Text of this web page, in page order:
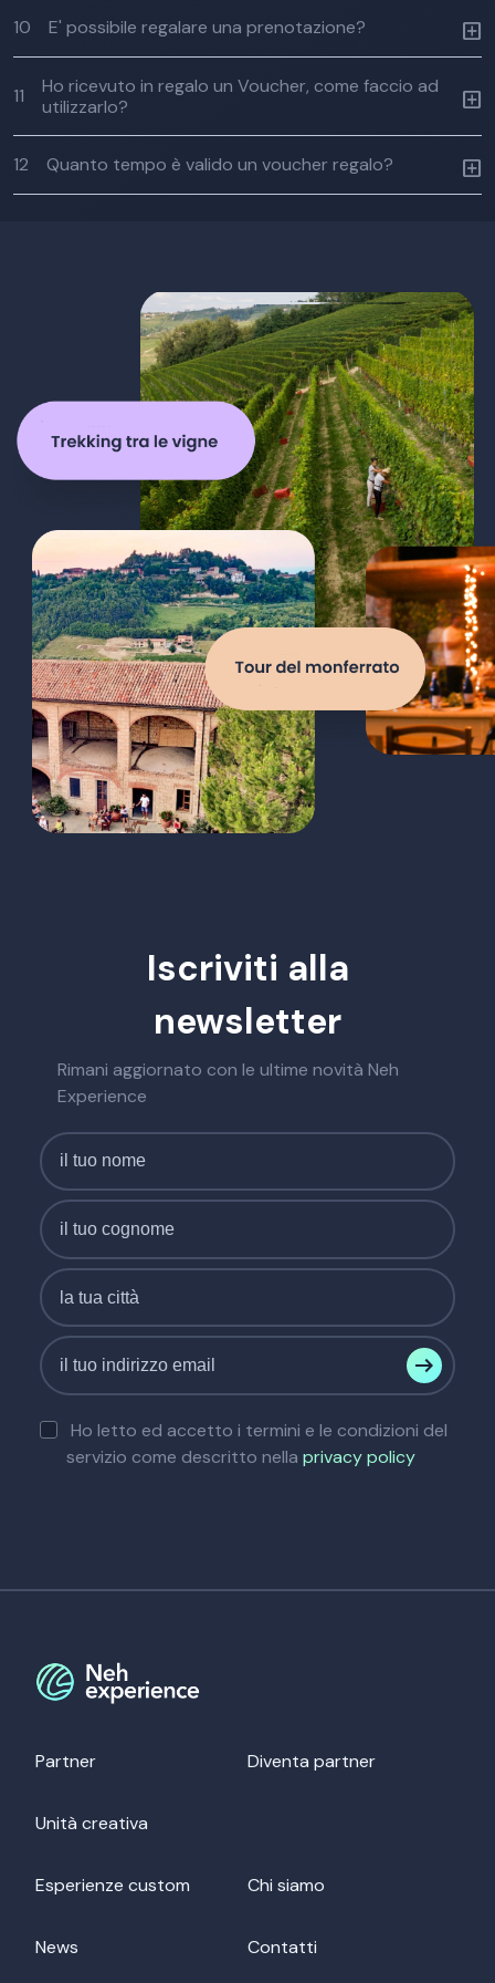
10 E' possibile regalare una prenotazione?
11
Ho ricevuto in regalo un Voucher, come faccio ad
utilizzarlo?
12 Quanto tempo è valido un voucher regalo?
Iscriviti alla
newsletter
Rimani aggiornato con le ultime novità Neh
Experience
Ho letto ed accetto i termini e le condizioni del
servizio come descritto nella privacy policy
Partner Diventa partner
Unità creativa
Esperienze custom Chi siamo
News Contatti